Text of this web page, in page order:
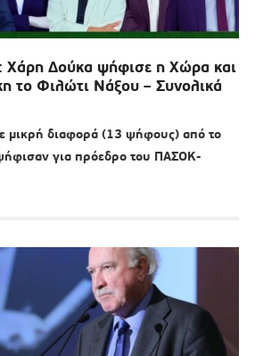
Χάρη Δούκα ψήφισε η Χώρα και
το Φιλώτι Νάξου – Συνολικά
μικρή διαφορά (13 ψήφους) από το
για πρόεδρο του ΠΑΣΟΚ-